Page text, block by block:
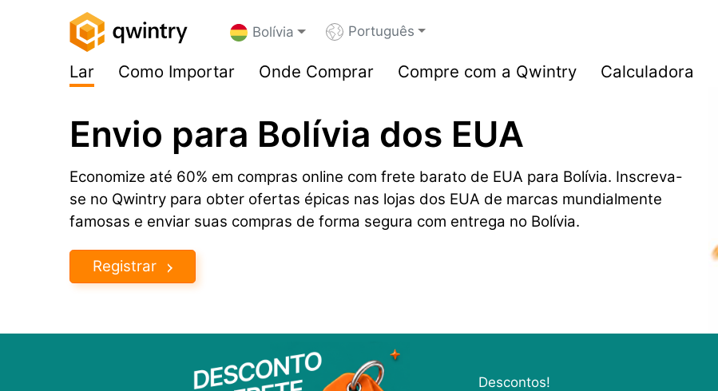
Bolívia Português
Lar Como Importar Onde Comprar Compre com a Qwintry Calculadora
Envio para Bolívia dos EUA
Economize até 60% em compras online com frete barato de EUA para Bolívia. Inscreva-
se no Qwintry para obter ofertas épicas nas lojas dos EUA de marcas mundialmente
famosas e enviar suas compras de forma segura com entrega no Bolívia.
Registrar
Descontos!